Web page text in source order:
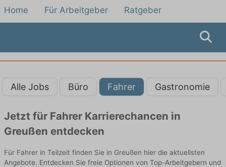
Home Für Arbeitgeber Ratgeber
Alle Jobs Büro Fahrer Gastronomie
Jetzt für Fahrer Karrierechancen in
Greußen entdecken
Für Fahrer in Teilzeit finden Sie in Greußen hier die aktuellsten
Angebote. Entdecken Sie freie Optionen von Top-Arbeitgebern und